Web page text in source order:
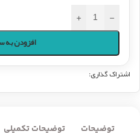
-
+
افزودن به
اشتراک گذاری:
توضیحات توضیحات تکمیلی